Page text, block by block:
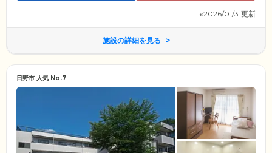
※2026/01/31更新
施設の詳細を見る
日野市 人気 No.7